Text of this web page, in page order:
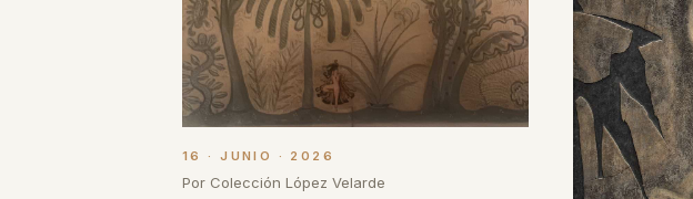
16 · JUNIO · 2026
Por Colección López Velarde